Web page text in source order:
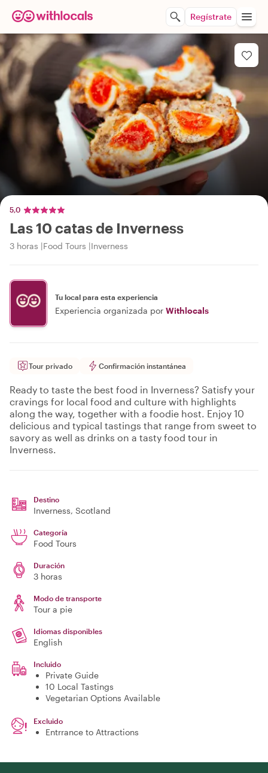
Regístrate
5,0
Las 10 catas de Inverness
3 horas Food Tours Inverness
Tu local para esta experiencia
Experiencia organizada por Withlocals
Tour privado Confirmación instantánea
Ready to taste the best food in Inverness? Satisfy your
cravings for local food and culture with highlights
along the way, together with a foodie host. Enjoy 10
delicious and typical tastings that range from sweet to
savory as well as drinks on a tasty food tour in
Inverness.
Destino
Inverness, Scotland
Categoría
Food Tours
Duración
3 horas
Modo de transporte
Tour a pie
Idiomas disponibles
English
Incluido
Private Guide
10 Local Tastings
Vegetarian Options Available
Excluido
Entrrance to Attractions